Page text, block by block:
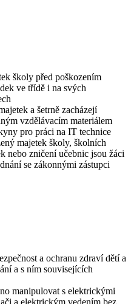
školy před poškozením
ve třídě i na svých
a šetrně zacházejí
vzdělávacím materiálem
pro práci na IT technice
majetek školy, školních
nebo zničení učebnic jsou žáci
se zákonnými zástupci
a ochranu zdraví dětí a
a s ním souvisejících
manipulovat s elektrickými
a elektrickým vedením bez